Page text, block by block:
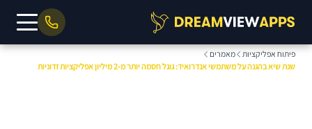
פיתוח אפליקציות
מאמרים
שנת שיא בהגנה על משתמשי אנדרואיד: גוגל חסמה יותר מ-2 מיליון אפליקציות זדוניות